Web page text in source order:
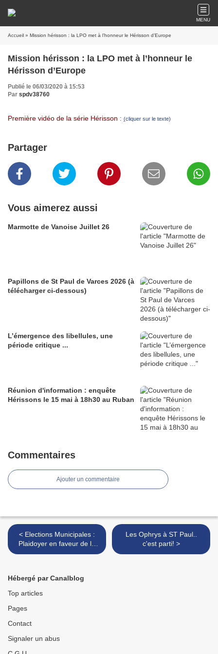
MENU
Accueil » Mission hérisson : la LPO met à l’honneur le Hérisson d’Europe
Mission hérisson : la LPO met à l’honneur le
Hérisson d’Europe
Publié le 06/03/2020 à 15:53
Par spdv38760
Première vidéo de la série Hérisson : (cliquer sur le texte)
Partager
Vous aimerez aussi
Marmotte de Vanoise Juillet 26
Papillons de St Paul de Varces 2026 (à
télécharger ci-dessous)
L’émergence des libellules, une
période critique ...
Réunion d'information : enquête
Hérissons le 15 mai à 18h30 au Ruban
Commentaires
Ajouter un commentaire
< Elections Municipales :
Plaidoyer en faveur de la
biodiversité communale
Les Ophrys à ST Paul..
c'est parti! >
Hébergé par Canalblog
Top articles
Pages
Contact
Signaler un abus